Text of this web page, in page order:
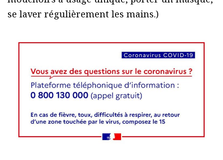
se laver régulièrement les mains.)